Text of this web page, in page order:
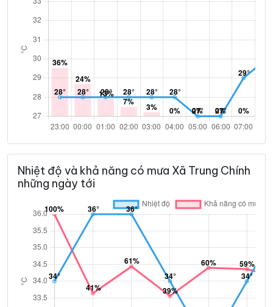
Nhiệt độ và khả năng có mưa Xã Trung Chính
những ngày tới